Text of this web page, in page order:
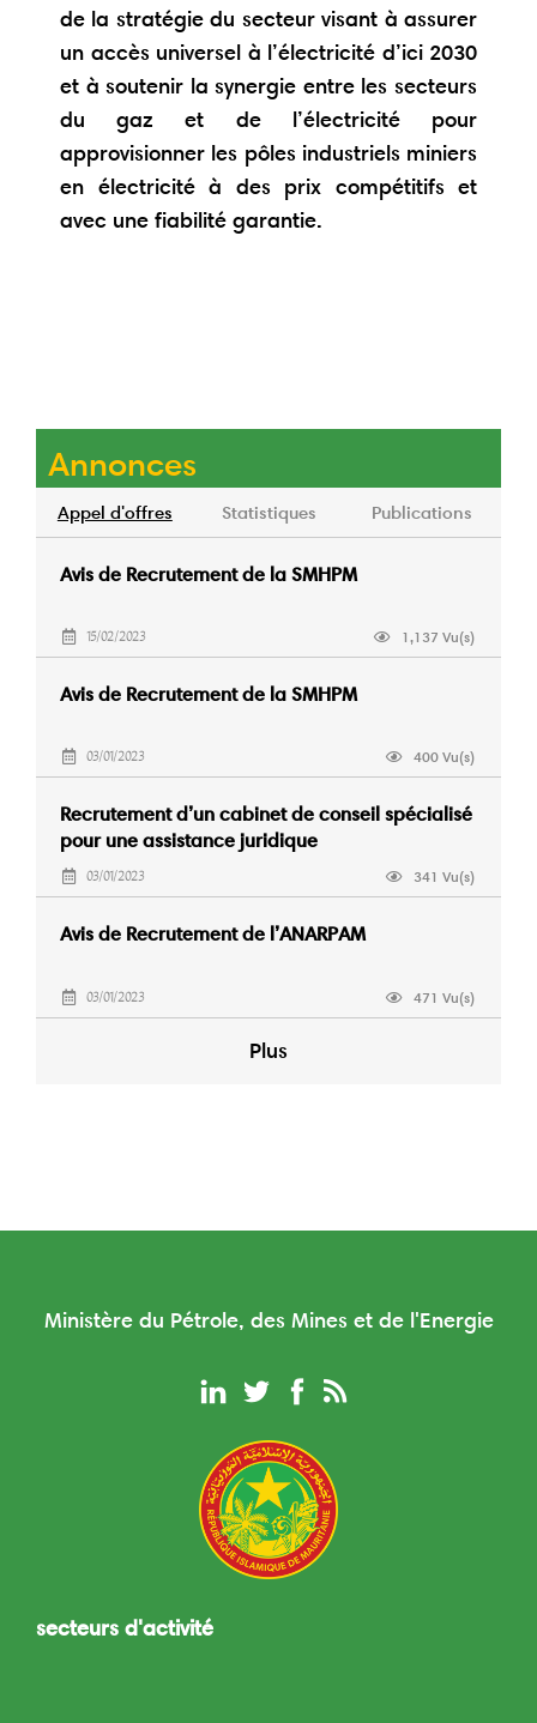
de la stratégie du secteur visant à assurer
un accès universel à l’électricité d’ici 2030
et à soutenir la synergie entre les secteurs
du gaz et de l’électricité pour
approvisionner les pôles industriels miniers
en électricité à des prix compétitifs et
avec une fiabilité garantie.
Annonces
Appel d'offres Statistiques Publications
Avis de Recrutement de la SMHPM
15/02/2023 1,137 Vu(s)
Avis de Recrutement de la SMHPM
03/01/2023 400 Vu(s)
Recrutement d’un cabinet de conseil spécialisé
pour une assistance juridique
03/01/2023 341 Vu(s)
Avis de Recrutement de l’ANARPAM
03/01/2023 471 Vu(s)
Plus
Ministère du Pétrole, des Mines et de l'Energie
secteurs d'activité